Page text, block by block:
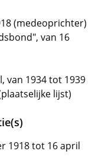
(medeoprichter)
van 16
van 1934 tot 1939
lijst)
1918 tot 16 april